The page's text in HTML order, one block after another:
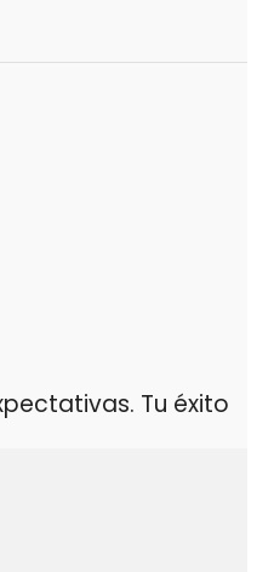
Tu éxito